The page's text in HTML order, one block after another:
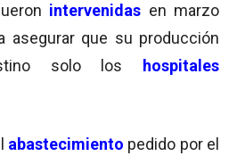
intervenidas en marzo
asegurar que su producción
solo los hospitales
abastecimiento pedido por el